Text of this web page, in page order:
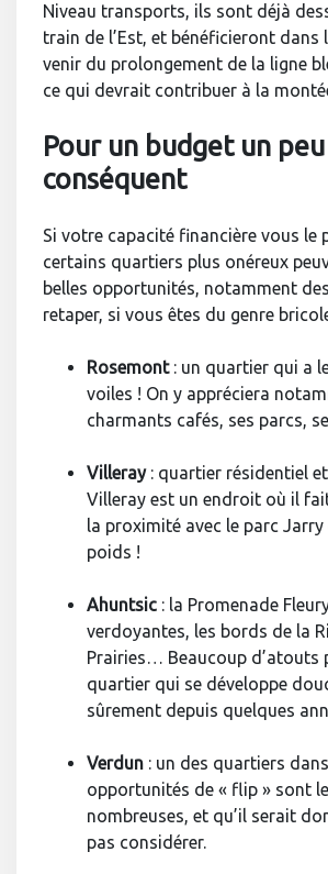
Niveau transports, ils sont déjà
train de l’Est, et bénéficieront dans
venir du prolongement de la ligne
ce qui devrait contribuer à la
Pour un budget un
conséquent
Si votre capacité financière vous le
certains quartiers plus onéreux
belles opportunités, notamment
retaper, si vous êtes du genre
Rosemont: un quartier qui a
voiles ! On y appréciera
charmants cafés, ses parcs,
Villeray: quartier résidentiel
Villeray est un endroit où il
la proximité avec le parc
poids !
Ahuntsic : la Promenade
verdoyantes, les bords de la
Prairies… Beaucoup d’atouts
quartier qui se développe
sûrement depuis quelques
Verdun : un des quartiers
opportunités de « flip » sont
nombreuses, et qu’il serait
pas considérer.